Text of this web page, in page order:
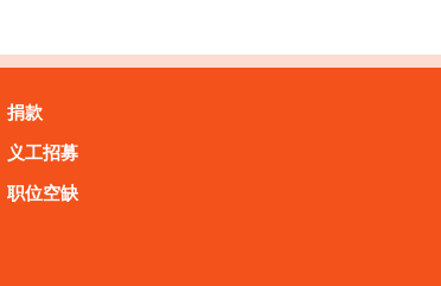
捐款
义工招募
职位空缺